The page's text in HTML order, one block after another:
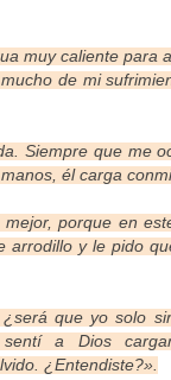
muy caliente para
de mi
Siempre que me
él carga
porque en
arrodillo y le pido
que yo solo
a Dios
¿Entendiste?».